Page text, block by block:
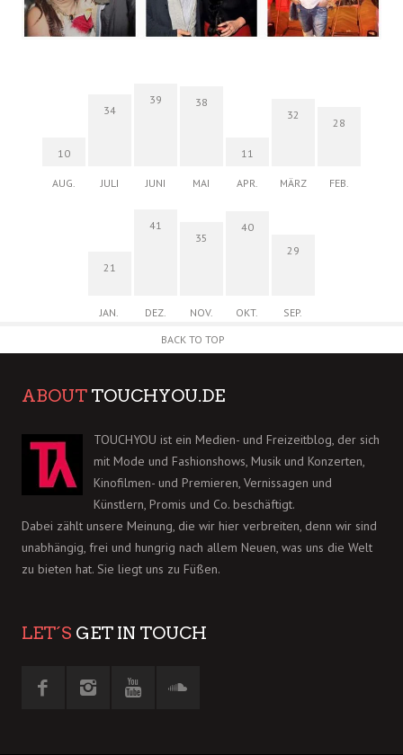
10
AUG.
34
JULI
39
JUNI
38
MAI
11
APR.
32
MÄRZ
28
FEB.
21
JAN.
41
DEZ.
35
NOV.
40
OKT.
29
SEP.
BACK TO TOP
ABOUT TOUCHYOU.DE
TOUCHYOU ist ein Medien- und Freizeitblog, der sich
mit Mode und Fashionshows, Musik und Konzerten,
Kinofilmen- und Premieren, Vernissagen und
Künstlern, Promis und Co. beschäftigt.
Dabei zählt unsere Meinung, die wir hier verbreiten, denn wir sind
unabhängig, frei und hungrig nach allem Neuen, was uns die Welt
zu bieten hat. Sie liegt uns zu Füßen.
LET´S GET IN TOUCH